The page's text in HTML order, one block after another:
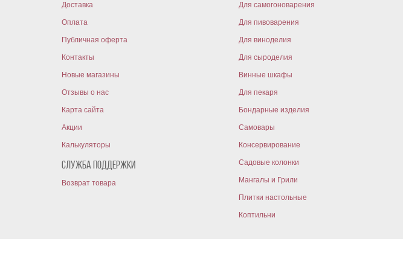
Доставка
Оплата
Публичная оферта
Контакты
Новые магазины
Отзывы о нас
Карта сайта
Акции
Калькуляторы
Служба поддержки
Возврат товара
Для самогоноварения
Для пивоварения
Для виноделия
Для сыроделия
Винные шкафы
Для пекаря
Бондарные изделия
Самовары
Консервирование
Садовые колонки
Мангалы и Грили
Плитки настольные
Коптильни